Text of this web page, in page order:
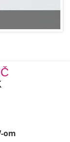
om